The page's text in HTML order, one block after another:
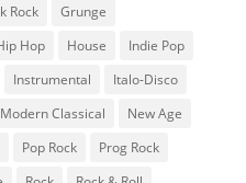
Rock
Grunge
Hop House
Indie Pop
Instrumental
Italo-Disco
Modern Classical
New Age
Pop Rock
Prog Rock